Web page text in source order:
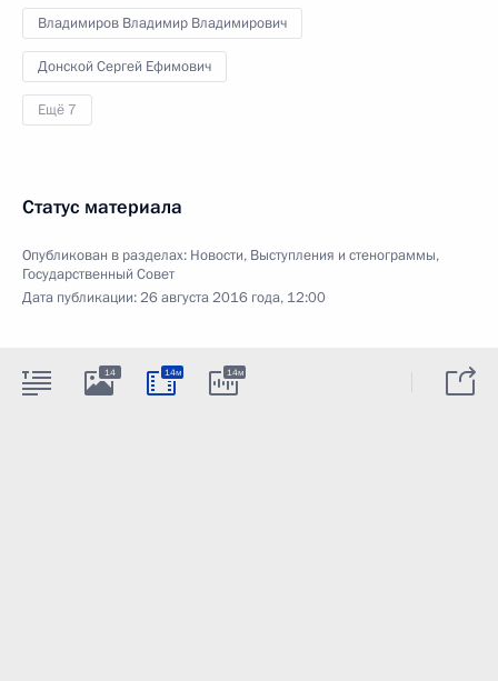
Владимиров Владимир Владимирович
Донской Сергей Ефимович
Ещё 7
Статус материала
Опубликован в разделах: Новости, Выступления и стенограммы,
Государственный Совет
Дата публикации:26 августа 2016 года, 12:00
14 14м 14м